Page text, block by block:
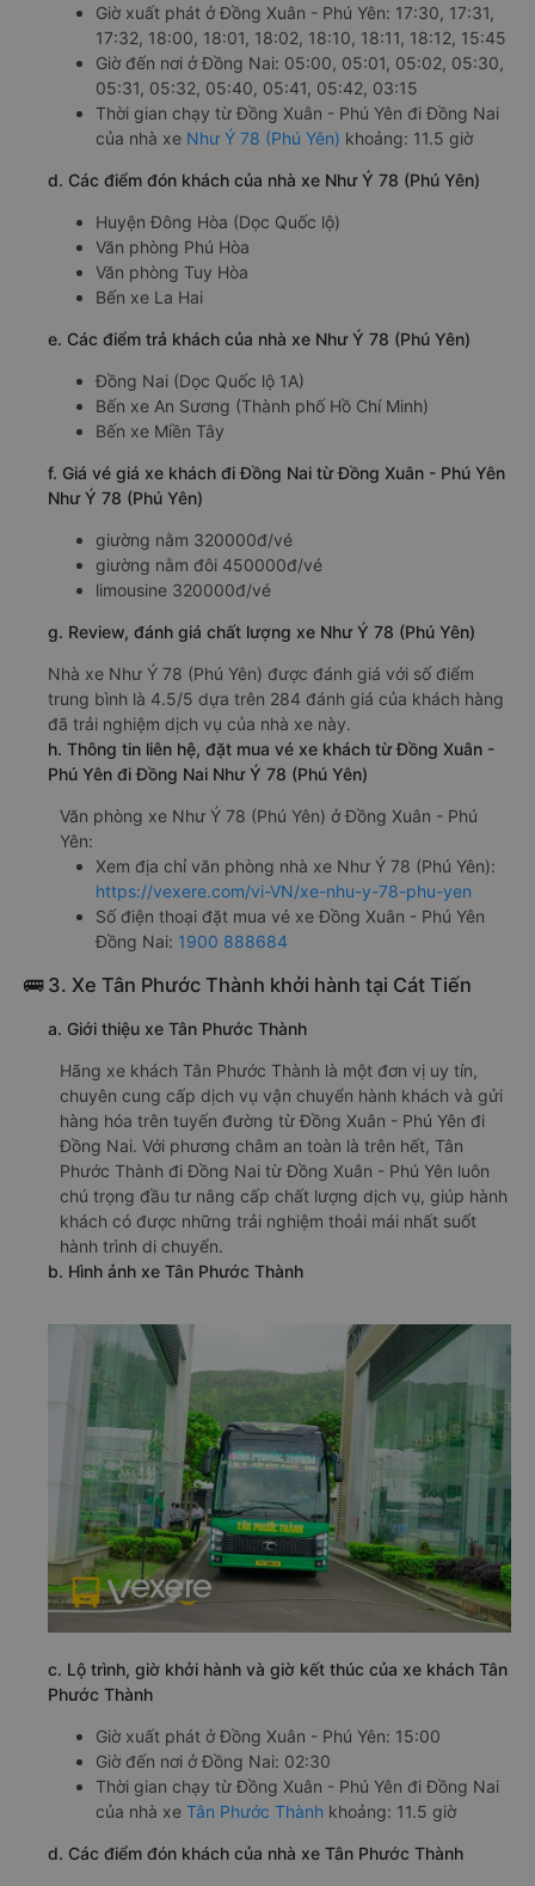
Giờ xuất phát ở Đồng Xuân - Phú Yên: 17:30, 17:31,
17:32, 18:00, 18:01, 18:02, 18:10, 18:11, 18:12, 15:45
Giờ đến nơi ở Đồng Nai: 05:00, 05:01, 05:02, 05:30,
05:31, 05:32, 05:40, 05:41, 05:42, 03:15
Thời gian chạy từ Đồng Xuân - Phú Yên đi Đồng Nai
của nhà xe Như Ý 78 (Phú Yên) khoảng: 11.5 giờ
d. Các điểm đón khách của nhà xe Như Ý 78 (Phú Yên)
Huyện Đông Hòa (Dọc Quốc lộ)
Văn phòng Phú Hòa
Văn phòng Tuy Hòa
Bến xe La Hai
e. Các điểm trả khách của nhà xe Như Ý 78 (Phú Yên)
Đồng Nai (Dọc Quốc lộ 1A)
Bến xe An Sương (Thành phố Hồ Chí Minh)
Bến xe Miền Tây
f. Giá vé giá xe khách đi Đồng Nai từ Đồng Xuân - Phú Yên
Như Ý 78 (Phú Yên)
giường nằm 320000đ/vé
giường nằm đôi 450000đ/vé
limousine 320000đ/vé
g. Review, đánh giá chất lượng xe Như Ý 78 (Phú Yên)
Nhà xe Như Ý 78 (Phú Yên) được đánh giá với số điểm
trung bình là 4.5/5 dựa trên 284 đánh giá của khách hàng
đã trải nghiệm dịch vụ của nhà xe này.
h. Thông tin liên hệ, đặt mua vé xe khách từ Đồng Xuân -
Phú Yên đi Đồng Nai Như Ý 78 (Phú Yên)
Văn phòng xe Như Ý 78 (Phú Yên) ở Đồng Xuân - Phú
Yên:
Xem địa chỉ văn phòng nhà xe Như Ý 78 (Phú Yên):
https://vexere.com/vi-VN/xe-nhu-y-78-phu-yen
Số điện thoại đặt mua vé xe Đồng Xuân - Phú Yên
Đồng Nai: 1900 888684
🚌 3. Xe Tân Phước Thành khởi hành tại Cát Tiến
a. Giới thiệu xe Tân Phước Thành
Hãng xe khách Tân Phước Thành là một đơn vị uy tín,
chuyên cung cấp dịch vụ vận chuyển hành khách và gửi
hàng hóa trên tuyến đường từ Đồng Xuân - Phú Yên đi
Đồng Nai. Với phương châm an toàn là trên hết, Tân
Phước Thành đi Đồng Nai từ Đồng Xuân - Phú Yên luôn
chú trọng đầu tư nâng cấp chất lượng dịch vụ, giúp hành
khách có được những trải nghiệm thoải mái nhất suốt
hành trình di chuyển.
b. Hình ảnh xe Tân Phước Thành
c. Lộ trình, giờ khởi hành và giờ kết thúc của xe khách Tân
Phước Thành
Giờ xuất phát ở Đồng Xuân - Phú Yên: 15:00
Giờ đến nơi ở Đồng Nai: 02:30
Thời gian chạy từ Đồng Xuân - Phú Yên đi Đồng Nai
của nhà xe Tân Phước Thành khoảng: 11.5 giờ
d. Các điểm đón khách của nhà xe Tân Phước Thành